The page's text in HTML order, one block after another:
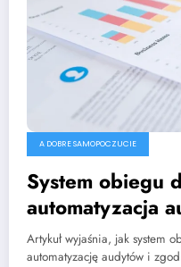
A DOBRE SAMOPOCZUCIE
System obiegu
automatyzacja
ISO
Artykuł wyjaśnia, jak system
automatyzację audytów i